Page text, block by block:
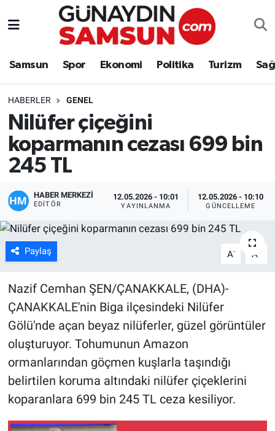
Samsun Spor Ekonomi Politika Turizm
HABERLER GENEL
Nilüfer çiçeğini
koparmanın cezası 699 bin
245 TL
HABER MERKEZİ
EDITÖR
12.05.2026 - 10:01
YAYINLANMA
12.05.2026 - 10:10
GÜNCELLEME
Paylaş A- A +
Nazif Cemhan ŞEN/ÇANAKKALE, (DHA)-
ÇANAKKALE'nin Biga ilçesindeki Nilüfer
Gölü'nde açan beyaz nilüferler, güzel görüntüler
oluşturuyor. Tohumunun Amazon
ormanlarından göçmen kuşlarla taşındığı
belirtilen koruma altındaki nilüfer çiçeklerini
koparanlara 699 bin 245 TL ceza kesiliyor.
Samsun
Politika
Turizm
Sağlık
Eğitim
Kültür Sanat
Bilim ve Teknoloji
Genel
Nöbetçi Eczaneler
Süper Lig Puan Durumu ve Fikstür
Tüm Manşetler
Son Dakika Haberleri
Haber Arşivi